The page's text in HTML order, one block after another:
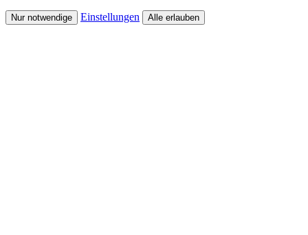
Nur notwendige Einstellungen Alle erlauben